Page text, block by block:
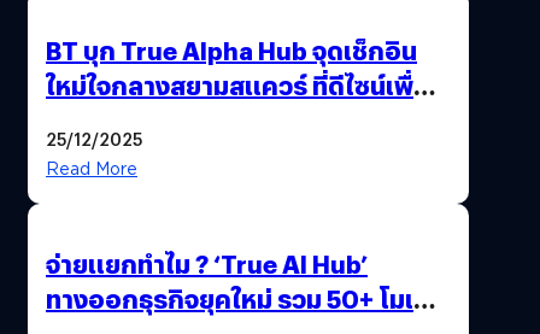
BT บุก True Alpha Hub จุดเช็กอิน
ใหม่ใจกลางสยามสแควร์ ที่ดีไซน์เพื่อ
25/12/2025
Read More
จ่ายแยกทำไม ? ‘True AI Hub’
ทางออกธุรกิจยุคใหม่ รวม 50+ โมเดล